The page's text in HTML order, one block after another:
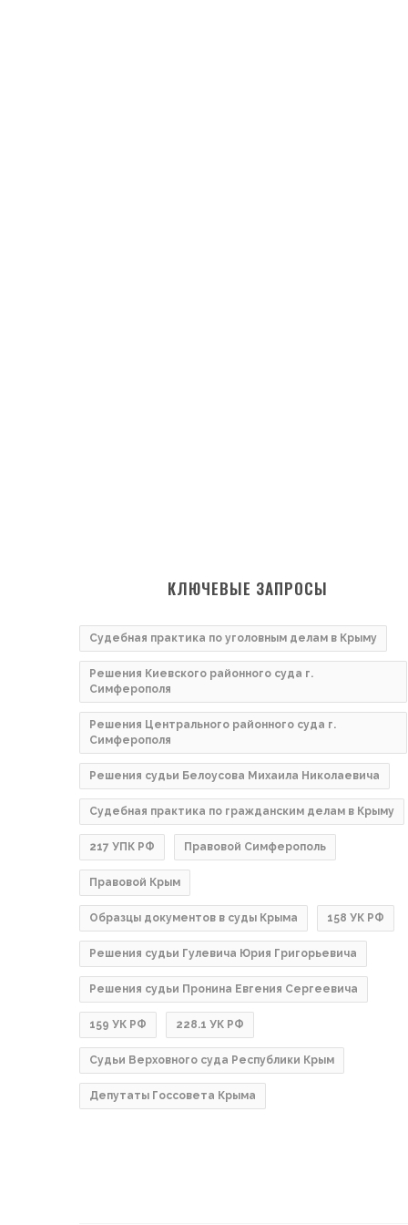
КЛЮЧЕВЫЕ ЗАПРОСЫ
Судебная практика по уголовным делам в Крыму
Решения Киевского районного суда г.
Симферополя
Решения Центрального районного суда г.
Симферополя
Решения судьи Белоусова Михаила Николаевича
Судебная практика по гражданским делам в Крыму
217 УПК РФ Правовой Симферополь
Правовой Крым
Образцы документов в суды Крыма 158 УК РФ
Решения судьи Гулевича Юрия Григорьевича
Решения судьи Пронина Евгения Сергеевича
159 УК РФ 228.1 УК РФ
Судьи Верховного суда Республики Крым
Депутаты Госсовета Крыма